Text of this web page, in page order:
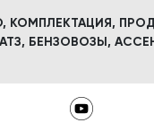
БЕНЗОВОЗЫ,